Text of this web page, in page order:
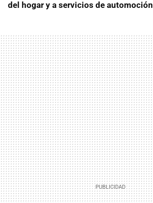
del hogar y a servicios de automoción